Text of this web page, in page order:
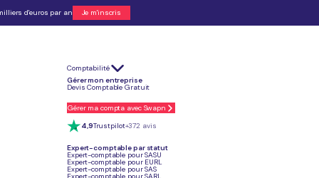
d'euros par an Je m'inscris
Comptabilité
Gérer mon entreprise
Devis Comptable Gratuit
Gérer ma compta avec Swapn
4,9Trustpilot+372 avis
Expert-comptable par statut
Expert-comptable pour SASU
Expert-comptable pour EURL
Expert-comptable pour SAS
(Swapn, L-Expert-Comptable.com, Numbr, Qonto, Shine) sur le conseil, la
Experts-Comptables peuvent délivrer, dans le cadre de leurs missions, un
déclaration des bénéficiaires effectifs) ajoutent en pratique entre 180 et
de retraite et bilan dans leur mission, là où les services purement juridiques
(hors frais légaux), avec conseil sur le statut juridique et frais légaux